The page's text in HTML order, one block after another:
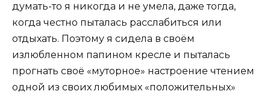
думать-то я никогда и не умела, даже тогда,
когда честно пыталась расслабиться или
отдыхать. Поэтому я сидела в своём
излюбленном папином кресле и пыталась
прогнать своё «муторное» настроение чтением
одной из своих любимых «положительных»